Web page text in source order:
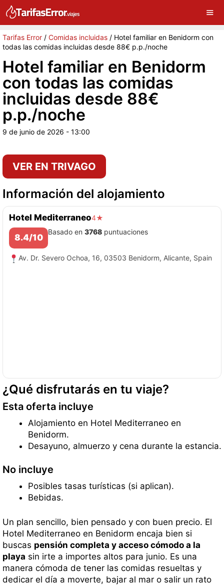
Tarifas Error / Comidas incluidas / Hotel familiar en Benidorm con
todas las comidas incluidas desde 88€ p.p./noche
Hotel familiar en Benidorm
con todas las comidas
incluidas desde 88€
p.p./noche
9 de junio de 2026 - 13:00
VER EN TRIVAGO
Información del alojamiento
Hotel Mediterraneo4★
8.4/10
Basado en 3768 puntuaciones
Av. Dr. Severo Ochoa, 16, 03503 Benidorm, Alicante, Spain
¿Qué disfrutarás en tu viaje?
Esta oferta incluye
Alojamiento en Hotel Mediterraneo en
Benidorm.
Desayuno, almuerzo y cena durante la estancia.
No incluye
Posibles tasas turísticas (si aplican).
Bebidas.
Un plan sencillo, bien pensado y con buen precio. El
Hotel Mediterraneo en Benidorm encaja bien si
buscas pensión completa y acceso cómodo a la
playa sin irte a importes altos para junio. Es una
manera cómoda de tener las comidas resueltas y
dedicar el día a moverte, bajar al mar o salir un rato
G Sigue a Tarifas Error en Google ×